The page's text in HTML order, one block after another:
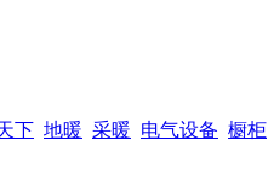
下 地暖 采暖 电气设备 橱柜